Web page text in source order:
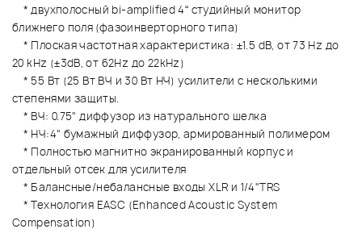
* двухполосный bi-amplified 4“ студийный монитор
ближнего поля (фазоинверторного типа)
* Плоская частотная характеристика: ±1.5 dB, от 73 Hz до
20 kHz (±3dB, от 62Hz до 22kHz)
* 55 Вт (25 Вт ВЧ и 30 Вт НЧ) усилители с несколькими
степенями защиты.
* ВЧ: 0.75" диффузор из натурального шелка
* НЧ:4" бумажный диффузор, армированный полимером
* Полностью магнитно экранированный корпус и
отдельный отсек для усилителя
* Балансные/небалансные входы XLR и 1/4"TRS
* Технология EASC (Enhanced Acoustic System
Compensation)